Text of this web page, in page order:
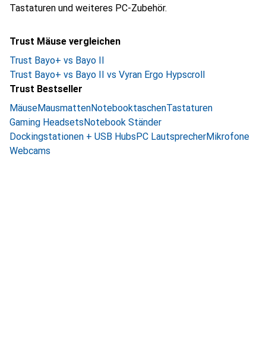
Tastaturen und weiteres PC-Zubehör.
Trust Mäuse vergleichen
Trust Bayo+ vs Bayo II
Trust Bayo+ vs Bayo II vs Vyran Ergo Hypscroll
Trust Bestseller
MäuseMausmattenNotebooktaschenTastaturen
Gaming HeadsetsNotebook Ständer
Dockingstationen + USB HubsPC LautsprecherMikrofone
Webcams